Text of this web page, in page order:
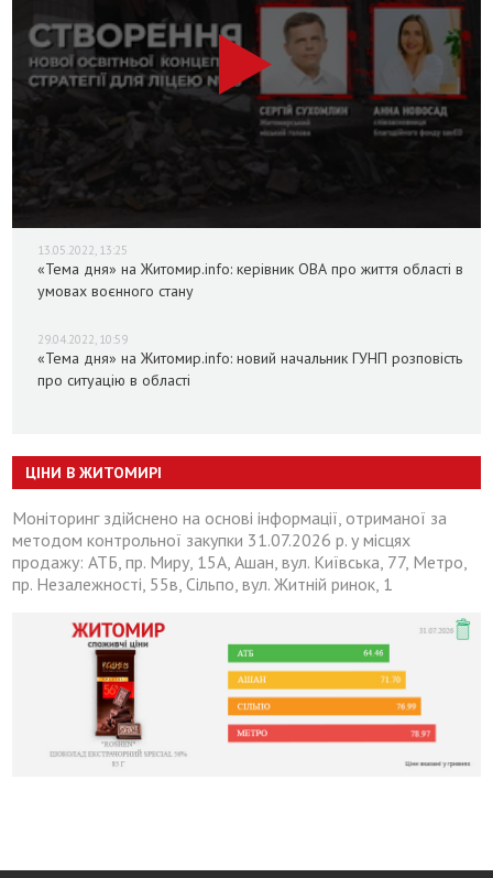
13.05.2022, 13:25
«Тема дня» на Житомир.info: керівник ОВА про життя області в
умовах воєнного стану
29.04.2022, 10:59
«Тема дня» на Житомир.info: новий начальник ГУНП розповість
про ситуацію в області
ЦІНИ В ЖИТОМИРІ
Моніторинг здійснено на основі інформації, отриманої за
методом контрольної закупки 31.07.2026 р. у місцях
продажу: АТБ, пр. Миру, 15А, Ашан, вул. Київська, 77, Метро,
пр. Незалежності, 55в, Сільпо, вул. Житній ринок, 1